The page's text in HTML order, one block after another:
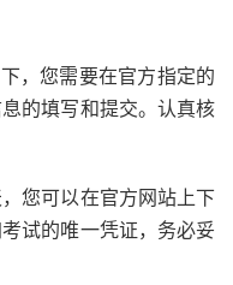
，您需要在官方指定的
的填写和提交。认真核
您可以在官方网站上下
试的唯一凭证，务必妥